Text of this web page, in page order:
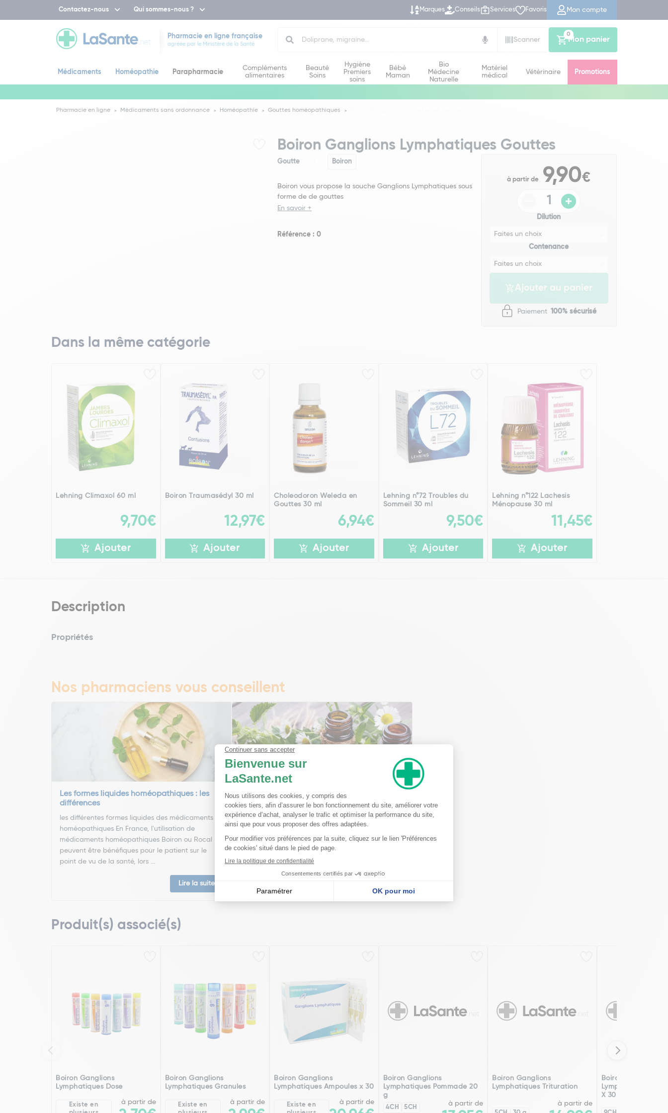
Contactez-nous Qui sommes-nous ? Marques Conseils Services Favoris Mon compte
Pharmacie en ligne française
agréée par le Ministère de la Santé
Scanner
Mon panier
0
Médicaments Homéopathie Parapharmacie
Compléments
alimentaires
Beauté
Soins
Hygiène
Premiers
soins
Bébé
Maman
Bio
Médecine
Naturelle
Matériel
médical
Vétérinaire Promotions
Pharmacie en ligne Médicaments sans ordonnance Homéopathie Gouttes homéopathiques
Boiron Ganglions Lymphatiques Gouttes
Goutte Boiron
Boiron vous propose la souche Ganglions Lymphatiques sous
forme de de gouttes
En savoir +
Référence : 0
à partir de 9,90€
Dilution
Contenance
Ajouter au panier
Paiement 100% sécurisé
Dans la même catégorie
Lehning Climaxol 60 ml
9,70€
Ajouter
Boiron Traumasédyl 30 ml
12,97€
Ajouter
Choleodoron Weleda en
Gouttes 30 ml
6,94€
Ajouter
Lehning n°72 Troubles du
Sommeil 30 ml
9,50€
Ajouter
Lehning n°122 Lachesis
Ménopause 30 ml
11,45€
Ajouter
Description
Propriétés
Nos pharmaciens vous conseillent
Les formes liquides homéopathiques : les
différences
les différentes formes liquides des médicaments
homéopathiques En France, l'utilisation de
médicaments homéopathiques Boiron ou Rocal
peuvent être bénéfiques pour le patient sur le
point de vu de la santé, lors ...
Lire la suite
Ma trousse à pharmacie homéopathique
Ceci est un petit guide pratique des traitements
homéopathiques à avoir chez soi ! L'homéopathie
thérapeutique. Celle-ci est basée sur le principe
qu'une ...
Produit(s) associé(s)
Boiron Ganglions
Lymphatiques Dose
Existe en
à partir de
Boiron Ganglions
Lymphatiques Granules
Existe en
à partir de
Boiron Ganglions
Lymphatiques Ampoules x 30
Existe en
à partir de
Boiron Ganglions
Lymphatiques Pommade 20
g
4CH
5CH
à partir de
Boiron Ganglions
Lymphatiques Trituration
à partir de
Boiron Ganglions
Lymphatiques Eau
X 30